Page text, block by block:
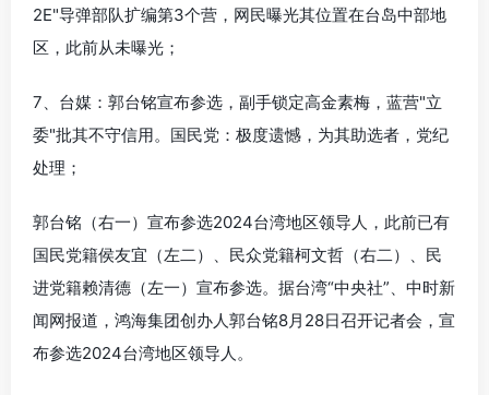
2E"导弹部队扩编第3个营，网民曝光其位置在台岛中部地
区，此前从未曝光；
7、台媒：郭台铭宣布参选，副手锁定高金素梅，蓝营"立
委"批其不守信用。国民党：极度遗憾，为其助选者，党纪
处理；
郭台铭（右一）宣布参选2024台湾地区领导人，此前已有
国民党籍侯友宜（左二）、民众党籍柯文哲（右二）、民
进党籍赖清德（左一）宣布参选。据台湾“中央社”、中时新
闻网报道，鸿海集团创办人郭台铭8月28日召开记者会，宣
布参选2024台湾地区领导人。